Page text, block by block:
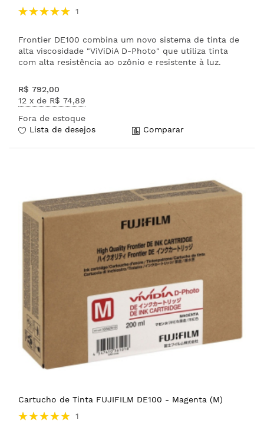
Avaliação:
1
Frontier DE100 combina um novo sistema de tinta de
alta viscosidade "ViViDiA D-Photo" que utiliza tinta
com alta resistência ao ozônio e resistente à luz.
R$ 792,00
12 x de R$ 74,89
Fora de estoque
Lista de desejos
Comparar
Cartucho de Tinta FUJIFILM DE100 - Magenta (M)
Avaliação:
1